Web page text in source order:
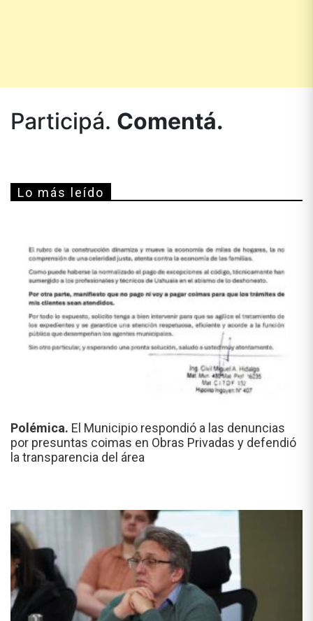
Participá. Comentá.
Lo más leído
Polémica. El Municipio respondió a las denuncias
por presuntas coimas en Obras Privadas y defendió
la transparencia del área